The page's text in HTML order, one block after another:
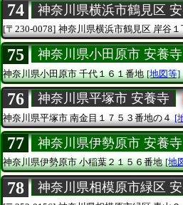
74 神奈川県横浜市鶴見区
[〒230-0078] 神奈川県横浜市鶴見区岸谷１
75 神奈川県小田原市 安養寺
神奈川県小田原市千代１６１番地 [地図等]
76 神奈川県平塚市 安養寺
神奈川県平塚市 南金目１７５３番地の４ [
77 神奈川県伊勢原市 安養寺
神奈川県伊勢原市小稲葉２１５６番地 [地
78 神奈川県相模原市緑区